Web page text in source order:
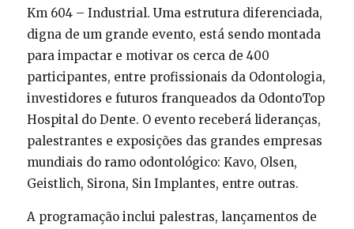
Km 604 – Industrial. Uma estrutura diferenciada,
digna de um grande evento, está sendo montada
para impactar e motivar os cerca de 400
participantes, entre profissionais da Odontologia,
investidores e futuros franqueados da OdontoTop
Hospital do Dente. O evento receberá lideranças,
palestrantes e exposições das grandes empresas
mundiais do ramo odontológico: Kavo, Olsen,
Geistlich, Sirona, Sin Implantes, entre outras.
A programação inclui palestras, lançamentos de